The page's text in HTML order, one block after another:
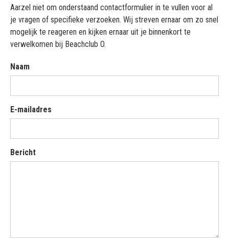
Aarzel niet om onderstaand contactformulier in te vullen voor al
je vragen of specifieke verzoeken. Wij streven ernaar om zo snel
mogelijk te reageren en kijken ernaar uit je binnenkort te
verwelkomen bij Beachclub O.
Naam
E-mailadres
Bericht